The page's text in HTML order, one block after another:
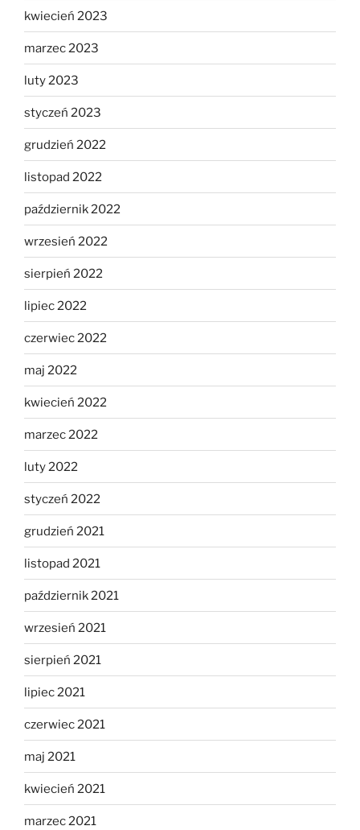
kwiecień 2023
marzec 2023
luty 2023
styczeń 2023
grudzień 2022
listopad 2022
październik 2022
wrzesień 2022
sierpień 2022
lipiec 2022
czerwiec 2022
maj 2022
kwiecień 2022
marzec 2022
luty 2022
styczeń 2022
grudzień 2021
listopad 2021
październik 2021
wrzesień 2021
sierpień 2021
lipiec 2021
czerwiec 2021
maj 2021
kwiecień 2021
marzec 2021